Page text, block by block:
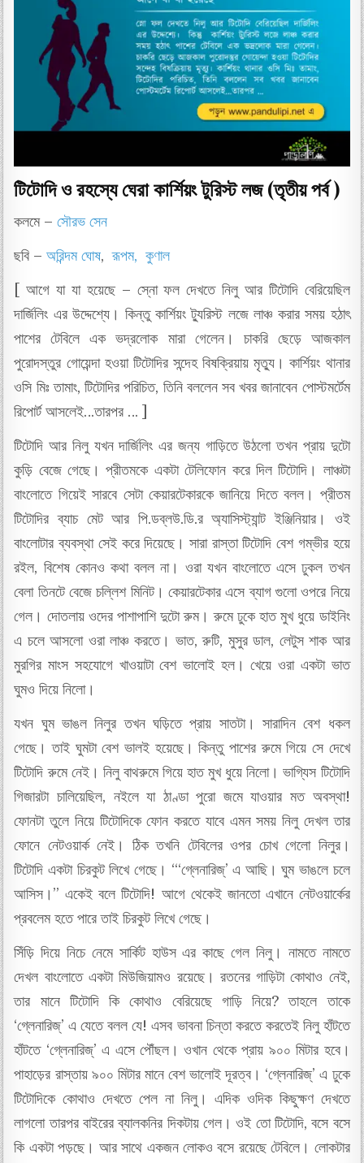
টিটোদি ও রহস্যে ঘেরা কার্শিয়ং টুরিস্ট লজ (তৃতীয় পর্ব )
কলমে –সৌরভ সেন
ছবি –অরিন্দম ঘোষ,রূপম, কুণাল
[ আগে যা যা হয়েছে – স্নো ফল দেখতে নিলু আর টিটোদি বেরিয়েছিল
দার্জিলিং এর উদ্দেশ্যে। কিন্তু কার্শিয়ং ট্যুরিস্ট লজে লাঞ্চ করার সময় হঠাৎ
পাশের টেবিলে এক ভদ্রলোক মারা গেলেন। চাকরি ছেড়ে আজকাল
পুরোদস্তুর গোয়েন্দা হওয়া টিটোদির সন্দেহ বিষক্রিয়ায় মৃত্যু। কার্শিয়ং থানার
ওসি মিঃ তামাং, টিটোদির পরিচিত, তিনি বললেন সব খবর জানাবেন পোস্টমর্টেম
রিপোর্ট আসলেই…তারপর … ]
টিটোদি আর নিলু যখন দার্জিলিং এর জন্য গাড়িতে উঠলো তখন প্রায় দুটো
কুড়ি বেজে গেছে। প্রীতমকে একটা টেলিফোন করে দিল টিটোদি। লাঞ্চটা
বাংলোতে গিয়েই সারবে সেটা কেয়ারটেকারকে জানিয়ে দিতে বলল। প্রীতম
টিটোদির ব্যাচ মেট আর পি.ডব্লউ.ডি.র অ্যাসিস্ট্যান্ট ইঞ্জিনিয়ার। ওই
বাংলোটার ব্যবস্থা সেই করে দিয়েছে। সারা রাস্তা টিটোদি বেশ গম্ভীর হয়ে
রইল, বিশেষ কোনও কথা বলল না। ওরা যখন বাংলোতে এসে ঢুকল তখন
বেলা তিনটে বেজে চল্লিশ মিনিট। কেয়ারটেকার এসে ব্যাগ গুলো ওপরে নিয়ে
গেল। দোতলায় ওদের পাশাপাশি দুটো রুম। রুমে ঢুকে হাত মুখ ধুয়ে ডাইনিং
এ চলে আসলো ওরা লাঞ্চ করতে। ভাত, রুটি, মুসুর ডাল, লেটুস শাক আর
মুরগির মাংস সহযোগে খাওয়াটা বেশ ভালোই হল। খেয়ে ওরা একটা ভাত
ঘুমও দিয়ে নিলো।
যখন ঘুম ভাঙল নিলুর তখন ঘড়িতে প্রায় সাতটা। সারাদিন বেশ ধকল
গেছে। তাই ঘুমটা বেশ ভালই হয়েছে। কিন্তু পাশের রুমে গিয়ে সে দেখে
টিটোদি রুমে নেই। নিলু বাথরুমে গিয়ে হাত মুখ ধুয়ে নিলো। ভাগ্যিস টিটোদি
গিজারটা চালিয়েছিল, নইলে যা ঠাণ্ডা পুরো জমে যাওয়ার মত অবস্থা!
ফোনটা তুলে নিয়ে টিটোদিকে ফোন করতে যাবে এমন সময় নিলু দেখল তার
ফোনে নেটওয়ার্ক নেই। ঠিক তখনি টেবিলের ওপর চোখ গেলো নিলুর।
টিটোদি একটা চিরকুট লিখে গেছে। “‘গ্লেনারিজ্’ এ আছি। ঘুম ভাঙলে চলে
আসিস।” একেই বলে টিটোদি! আগে থেকেই জানতো এখানে নেটওয়ার্কের
প্রবলেম হতে পারে তাই চিরকুট লিখে গেছে।
সিঁড়ি দিয়ে নিচে নেমে সার্কিট হাউস এর কাছে গেল নিলু। নামতে নামতে
দেখল বাংলোতে একটা মিউজিয়ামও রয়েছে। রতনের গাড়িটা কোথাও নেই,
তার মানে টিটোদি কি কোথাও বেরিয়েছে গাড়ি নিয়ে? তাহলে তাকে
‘গ্লেনারিজ্’ এ যেতে বলল যে! এসব ভাবনা চিন্তা করতে করতেই নিলু হাঁটতে
হাঁটতে ‘গ্লেনারিজ্’ এ এসে পৌঁছল। ওখান থেকে প্রায় ৯০০ মিটার হবে।
পাহাড়ের রাস্তায় ৯০০ মিটার মানে বেশ ভালোই দূরত্ব। ‘গ্লেনারিজ্’ এ ঢুকে
টিটোদিকে কোথাও দেখতে পেল না নিলু। এদিক ওদিক কিছুক্ষণ দেখতে
লাগলো তারপর বাইরের ব্যালকনির দিকটায় গেল। ওই তো টিটোদি, বসে বসে
কি একটা পড়ছে। আর সাথে একজন লোকও বসে রয়েছে টেবিলে। লোকটার